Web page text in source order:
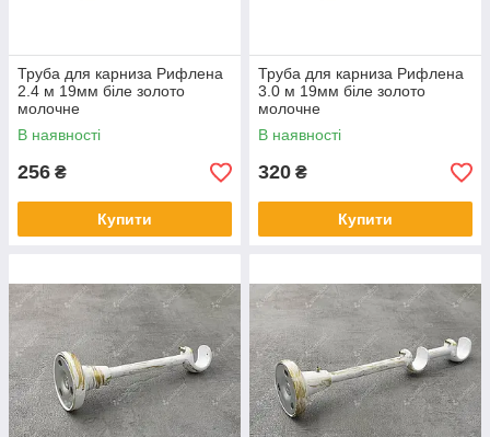
Труба для карниза Рифлена
2.4 м 19мм біле золото
молочне
В наявності
256 ₴
Купити
Труба для карниза Рифлена
3.0 м 19мм біле золото
молочне
В наявності
320 ₴
Купити